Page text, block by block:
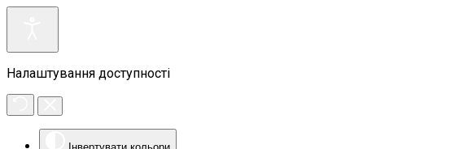
Налаштування доступності